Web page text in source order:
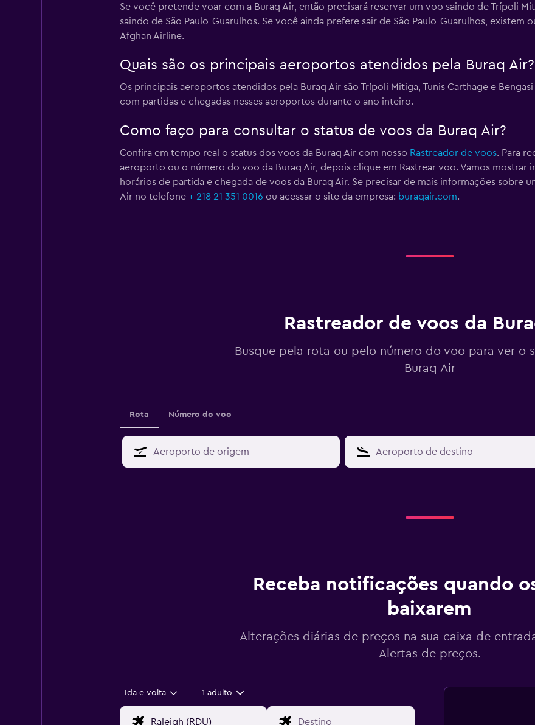
Se você pretende voar com a Buraq Air, então precisará reservar um voo saindo de Trípoli
saindo de São Paulo-Guarulhos. Se você ainda prefere sair de São Paulo-Guarulhos, existem
Afghan Airline.
Quais são os principais aeroportos atendidos pela Buraq Air?
Os principais aeroportos atendidos pela Buraq Air são Trípoli Mitiga, Tunis Carthage e
com partidas e chegadas nesses aeroportos durante o ano inteiro.
Como faço para consultar o status de voos da Buraq Air?
Confira em tempo real o status dos voos da Buraq Air com nosso Rastreador de voos. Para
aeroporto ou o número do voo da Buraq Air, depois clique em Rastrear voo. Vamos
horários de partida e chegada de voos da Buraq Air. Se precisar de mais informações sobre
Air no telefone + 218 21 351 0016 ou acessar o site da empresa: buraqair.com.
Rastreador de voos da
Busque pela rota ou pelo número do voo para ver o
Buraq Air
Rota Número do voo
Receba notificações quando
baixarem
Alterações diárias de preços na sua caixa de
Alertas de preços.
Ida e volta 1 adulto